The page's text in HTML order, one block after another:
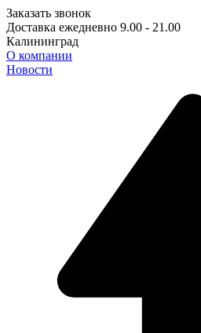
Заказать звонок
Доставка ежедневно 9.00 - 21.00
Калининград
О компании
Новости